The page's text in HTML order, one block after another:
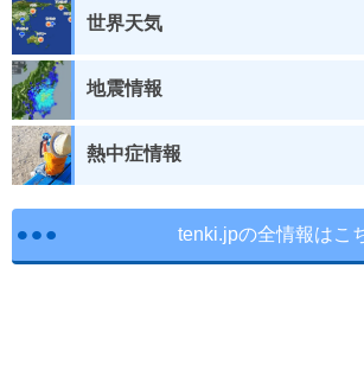
世界天気
地震情報
熱中症情報
tenki.jpの全情報はこ